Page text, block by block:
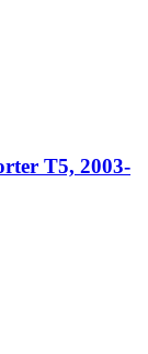
T5, 2003-